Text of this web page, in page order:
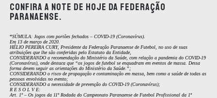
Confira a note de hoje da Federação
Paranaense.
“SÚMULA: Jogos com portões fechados – COVID-19 (Coronavírus).
Em 13 de março de 2020.
HÉLIO PEREIRA CURY, Presidente da Federação Paranaense de Futebol, no uso de suas
atribuições que lhe são conferidas pelo Estatuto da Entidade,
CONSIDERANDO a recomendação do Ministério da Saúde, com relação a pandemia do COVID-19
(Coronavírus), onde destaca que “os jogos de futebol se enquadram em eventos de massa. Dessa
forma devem seguir as orientações do Ministério da Saúde.”;
CONSIDERANDO o risco de propagação e contaminação em massa, bem como a saúde de todas as
pessoas envolvidas no evento;
CONSIDERANDO a necessidade de prevenção do COVID-19 (Coronavírus);
R E S O L V E:
Art. 1º – Os jogos da 11ª Rodada do Campeonato Paranaense de Futebol Profissional da 1ª